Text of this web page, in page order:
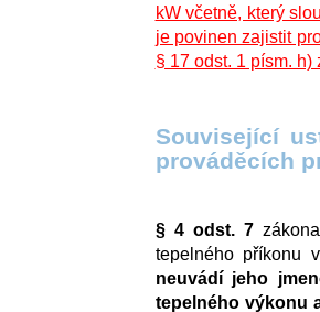
kW včetně, který
je povinen zajistit
§ 17 odst. 1 písm.
Související
prováděcích
§ 4 odst. 7zákona
tepelného příkonu
neuvádí jeho
tepelného výkonu